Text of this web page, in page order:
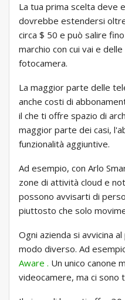
La tua prima scelta deve
dovrebbe estendersi
circa $ 50 e può salire
marchio con cui vai e
fotocamera.
La maggior parte delle
anche costi di
il che ti offre spazio di
maggior parte dei casi,
funzionalità aggiuntive.
Ad esempio, con Arlo
zone di attività cloud e
possono avvisarti di
piuttosto che solo
Ogni azienda si avvicina
modo diverso. Ad
Aware . Un unico canone
videocamere, ma ci sono